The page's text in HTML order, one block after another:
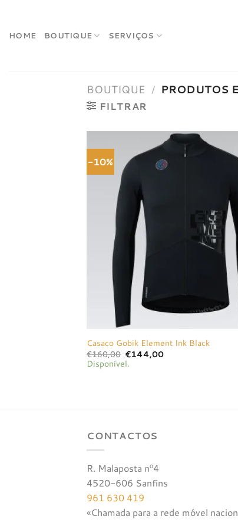
content
HOME BOUTIQUE SERVIÇOS
BOUTIQUE / PRODUTOS
FILTRAR
-10%
Casaco Gobik Element Ink Black
€160,00 O
preço
original
€144,00O
Disponível.
CONTACTOS
R. Malaposta nº4
4520-606 Sanfins
961 630 419
«Chamada para a rede móvel